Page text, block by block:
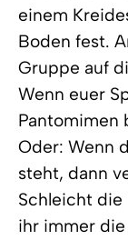
einem
Boden fest.
Gruppe auf
Wenn euer
Pantomimen
Oder: Wenn
steht, dann
Schleicht die
ihr immer